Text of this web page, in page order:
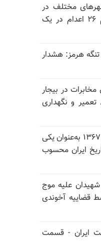
مختلف در
وحشت از قیام، دست کم ۲۶ اعدام در یک
قرمز تنگه هرمز: هشدار
در بیجار
تعمیر و نگهداری
سی‌نیوز انگلستان: قتل‌عام ۱۳۶۷ به‌عنوان یکی
ایران محسوب
علیه موج
قضاییه آخوندی
ایران - قسمت